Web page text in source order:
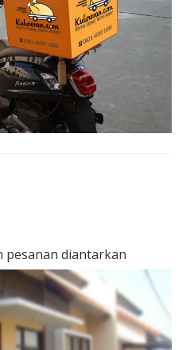
pesanan diantarkan